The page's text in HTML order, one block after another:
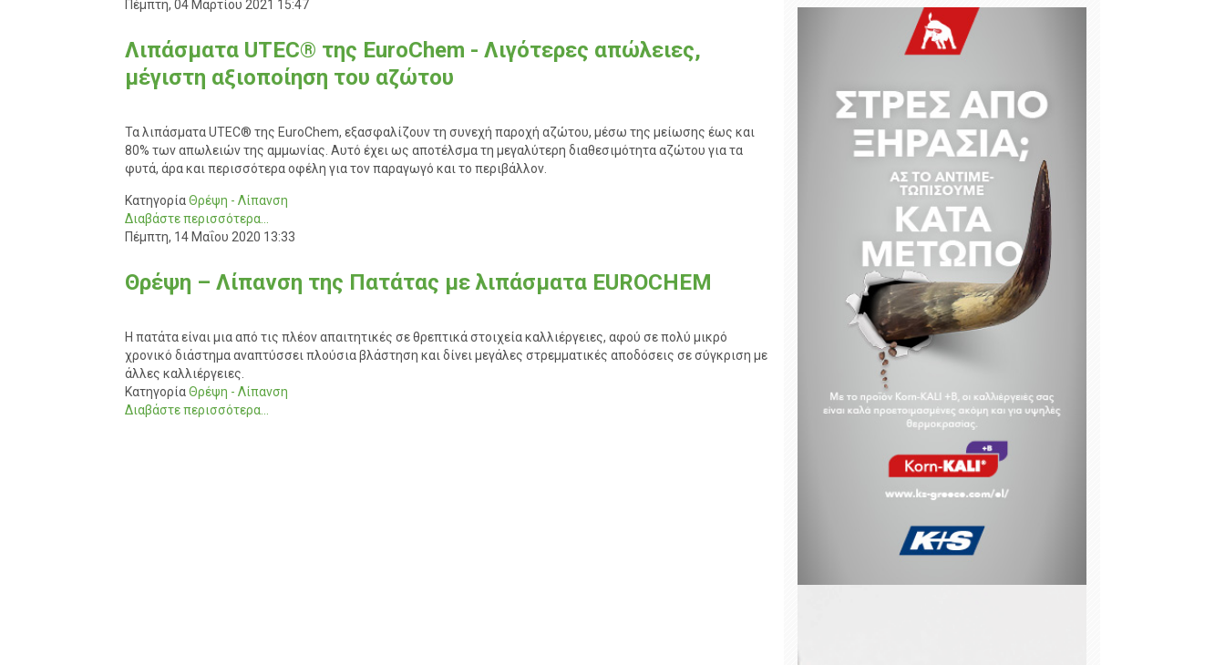
Πέμπτη, 04 Μαρτίου 2021 15:47
Λιπάσματα UTEC® της EuroChem - Λιγότερες απώλειες,
μέγιστη αξιοποίηση του αζώτου
Τα λιπάσματα UTEC® της EuroChem, εξασφαλίζουν τη συνεχή παροχή αζώτου, μέσω της μείωσης έως και
80% των απωλειών της αμμωνίας. Αυτό έχει ως αποτέλσμα τη μεγαλύτερη διαθεσιμότητα αζώτου για τα
φυτά, άρα και περισσότερα οφέλη για τον παραγωγό και το περιβάλλον.
ΚατηγορίαΘρέψη - Λίπανση
Διαβάστε περισσότερα...
Πέμπτη, 14 Μαΐου 2020 13:33
Θρέψη – Λίπανση της Πατάτας με λιπάσματα EUROCHEM
Η πατάτα είναι μια από τις πλέον απαιτητικές σε θρεπτικά στοιχεία καλλιέργειες, αφού σε πολύ μικρό
χρονικό διάστημα αναπτύσσει πλούσια βλάστηση και δίνει μεγάλες στρεμματικές αποδόσεις σε σύγκριση με
άλλες καλλιέργειες.
ΚατηγορίαΘρέψη - Λίπανση
Διαβάστε περισσότερα...